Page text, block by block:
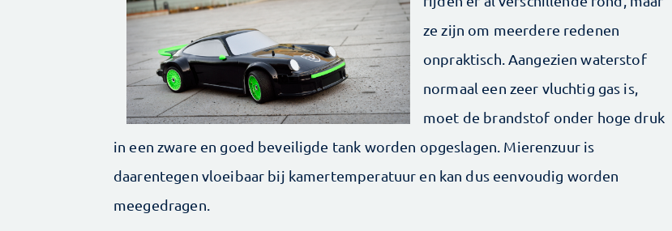
ze zijn om meerdere redenen
onpraktisch. Aangezien waterstof
normaal een zeer vluchtig gas is,
moet de brandstof onder hoge druk
in een zware en goed beveiligde tank worden opgeslagen. Mierenzuur is
daarentegen vloeibaar bij kamertemperatuur en kan dus eenvoudig worden
meegedragen.